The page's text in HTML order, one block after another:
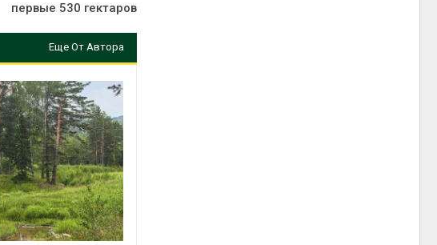
первые 530 гектаров
Еще От Автора